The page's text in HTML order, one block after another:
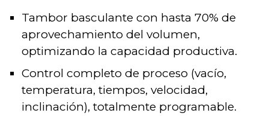
Tambor basculante con hasta 70% de
aprovechamiento del volumen,
optimizando la capacidad productiva.
Control completo de proceso (vacío,
temperatura, tiempos, velocidad,
inclinación), totalmente programable.